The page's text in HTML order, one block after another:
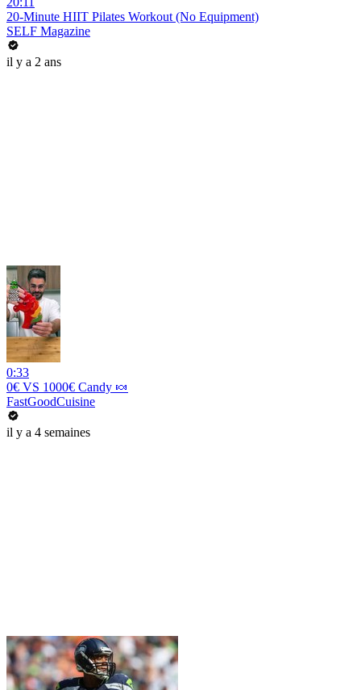
20-Minute HIIT Pilates Workout (No Equipment)
SELF Magazine
il y a 2 ans
0:33
0€ VS 1000€ Candy 🍬
FastGoodCuisine
il y a 4 semaines